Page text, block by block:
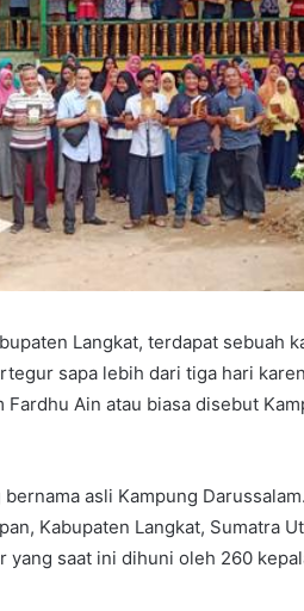
Langkat, terdapat sebuah
sapa lebih dari tiga hari
Fardhu Ain atau biasa disebut
bernama asli Kampung
Kabupaten Langkat, Sumatra
saat ini dihuni oleh 260